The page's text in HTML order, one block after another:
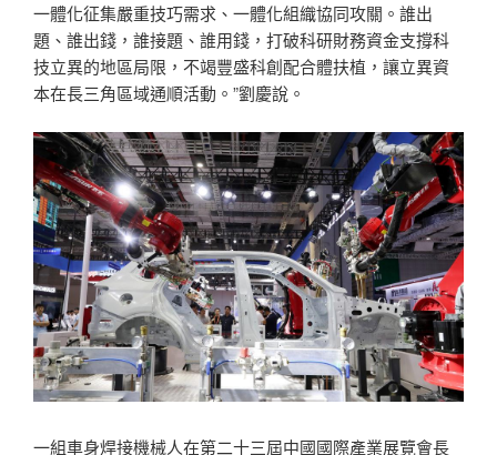
一體化征集嚴重技巧需求、一體化組織協同攻關。誰出
題、誰出錢，誰接題、誰用錢，打破科研財務資金支撐科
技立異的地區局限，不竭豐盛科創配合體扶植，讓立異資
本在長三角區域通順活動。”劉慶說。
一組車身焊接機械人在第二十三屆中國國際產業展覽會長